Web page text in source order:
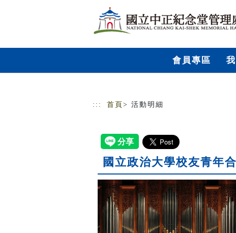
會員專區
::: 首頁 > 活動明細
國立政治大學校友青年